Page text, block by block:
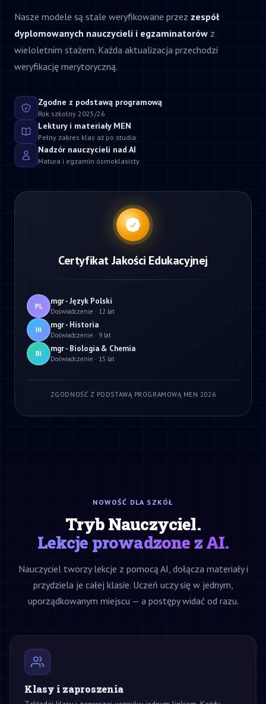
Nasze modele są stale weryfikowane przez zespół
dyplomowanych nauczycieli i egzaminatorów z
wieloletnim stażem. Każda aktualizacja przechodzi
weryfikację merytoryczną.
Zgodne z podstawą programową
Rok szkolny 2025/26
Lektury i materiały MEN
Pełny zakres klas aż po studia
Nadzór nauczycieli nad AI
Matura i egzamin ósmoklasisty
Certyfikat Jakości Edukacyjnej
PL mgr - Język Polski
Doświadczenie · 12 lat
HI mgr - Historia
Doświadczenie · 9 lat
BI mgr - Biologia & Chemia
Doświadczenie · 15 lat
ZGODNOŚĆ Z PODSTAWĄ PROGRAMOWĄ MEN 2026
NOWOŚĆ DLA SZKÓŁ
Tryb Nauczyciel.
Lekcje prowadzone z AI.
Nauczyciel tworzy lekcje z pomocą AI, dołącza materiały i
przydziela je całej klasie. Uczeń uczy się w jednym,
uporządkowanym miejscu — a postępy widać od razu.
Klasy i zaproszenia